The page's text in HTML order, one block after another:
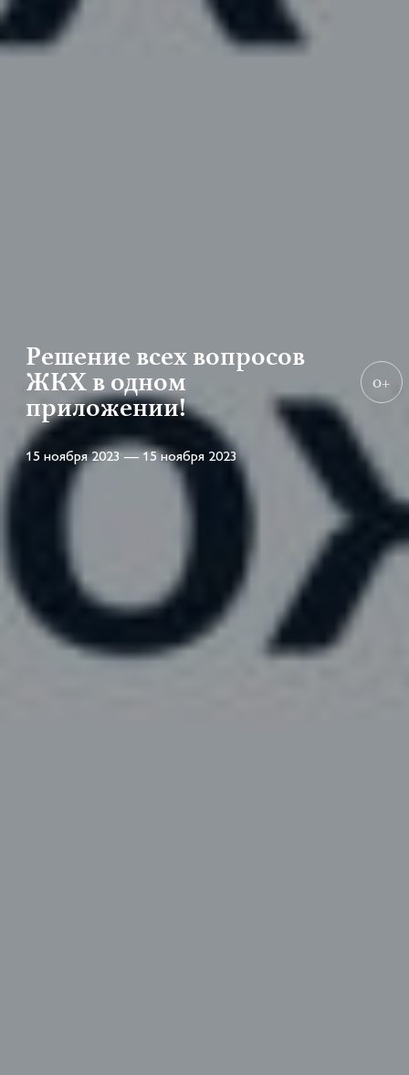
Решение всех вопросов
ЖКХ в одном
приложении!
15 ноября 2023 — 15 ноября 2023
0+